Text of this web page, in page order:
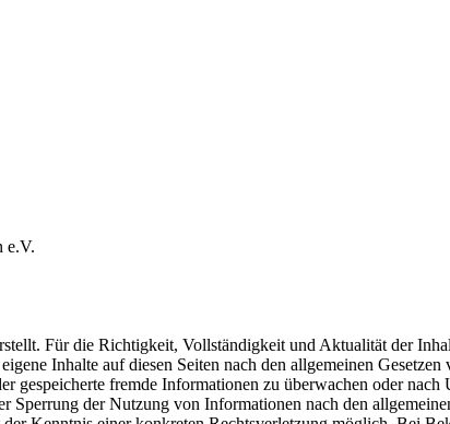
e.V.
Für die Richtigkeit, Vollständigkeit und Aktualität der
Inhalte auf diesen Seiten nach den allgemeinen
gespeicherte fremde Informationen zu überwachen oder
der Nutzung von Informationen nach den